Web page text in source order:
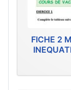
FICHE 2